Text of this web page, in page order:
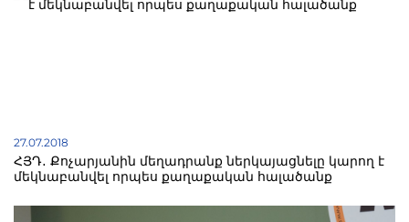
27.07.2018
ՀՅԴ․ Քոչարյանին մեղադրանք ներկայացնելը կարող է
մեկնաբանվել որպես քաղաքական հալածանք